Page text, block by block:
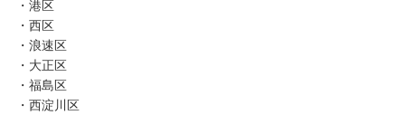
・港区
・西区
・浪速区
・大正区
・福島区
・西淀川区